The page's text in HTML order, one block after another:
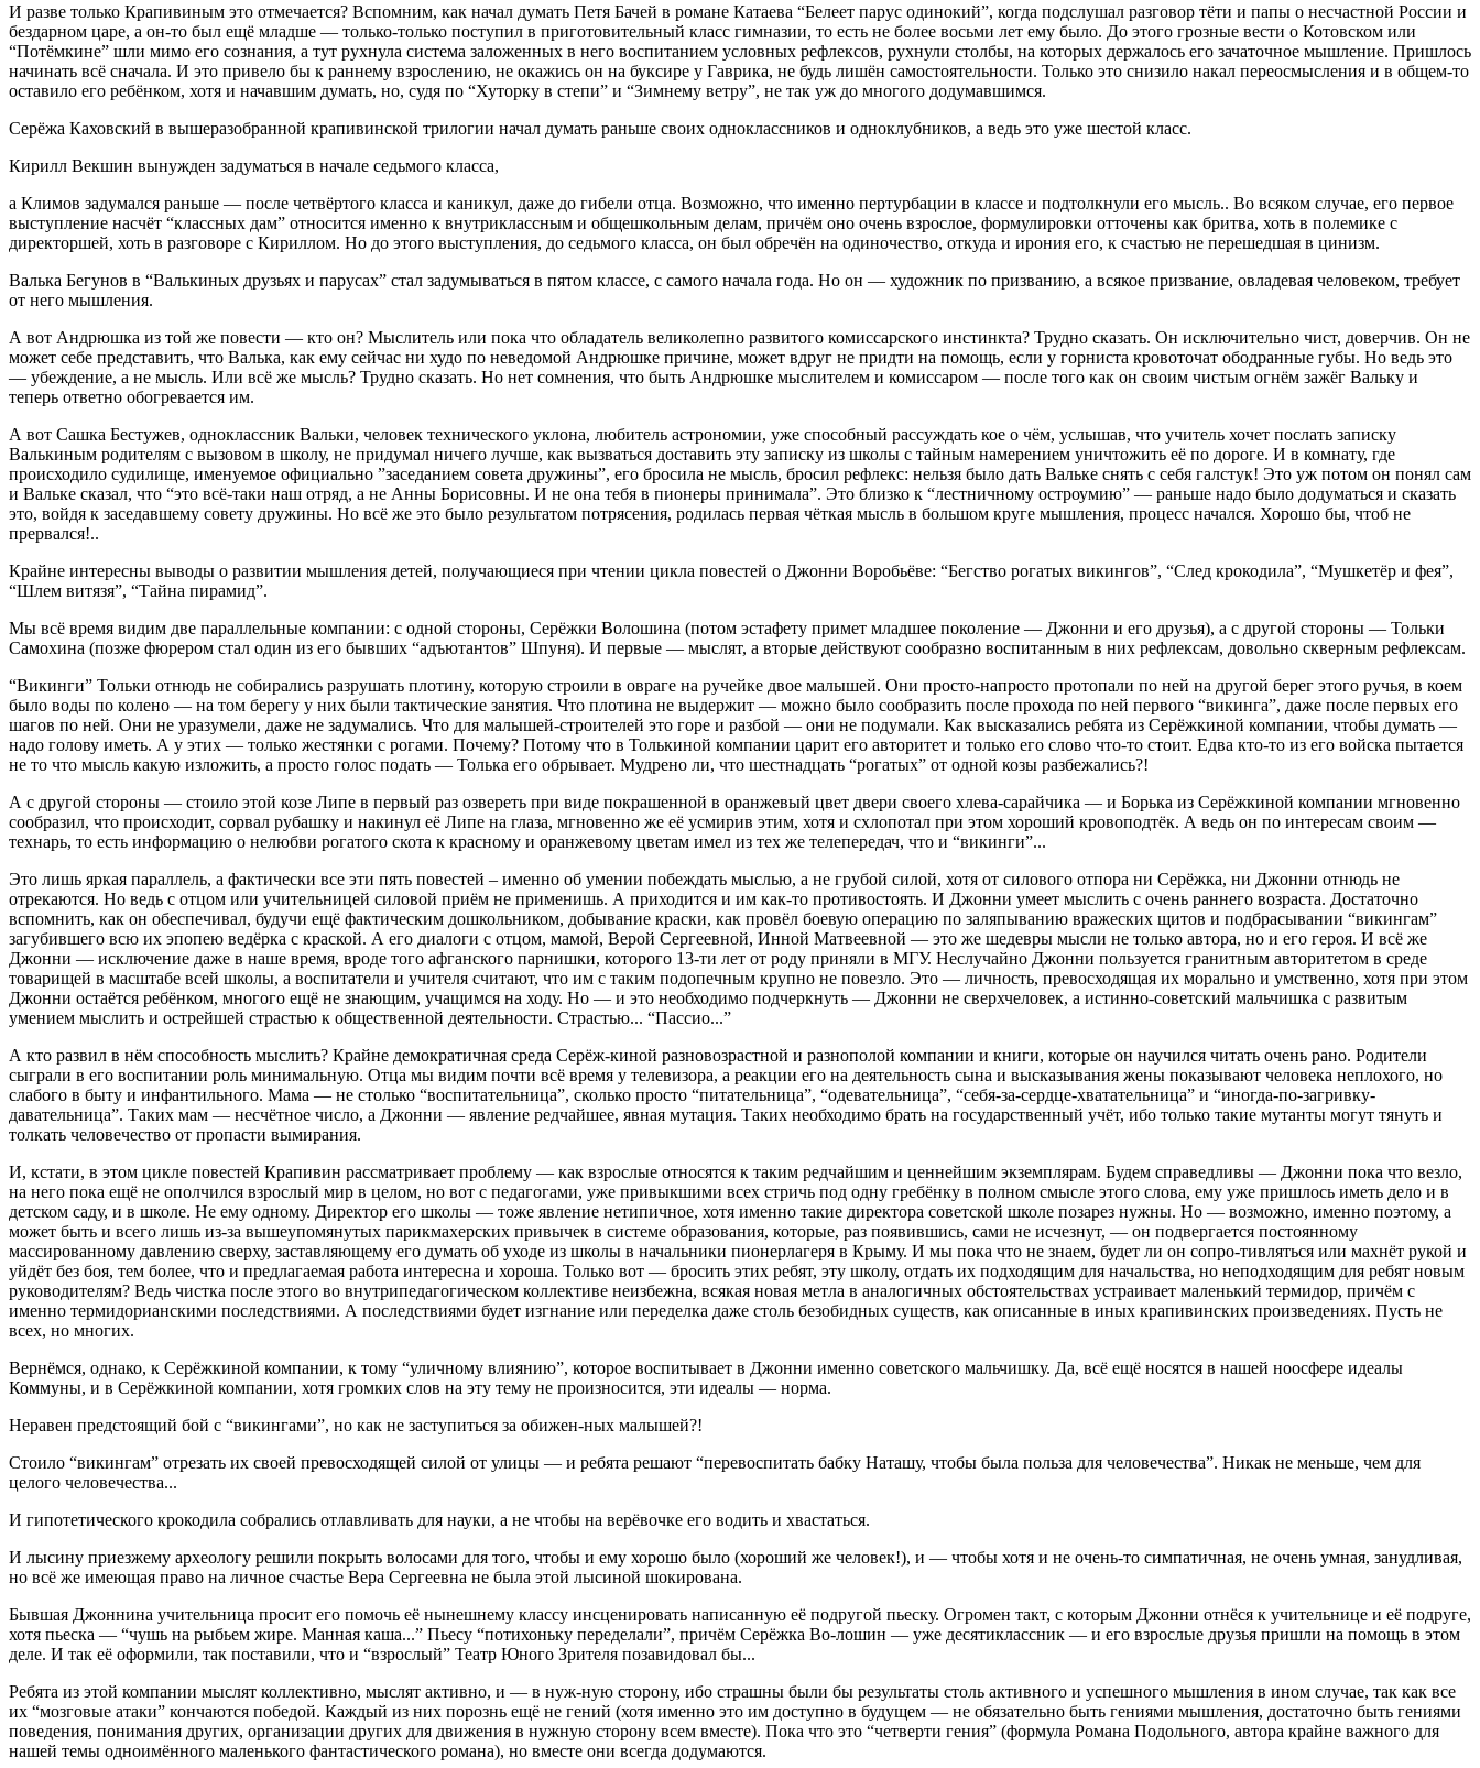
И разве только Крапивиным это отмечается? Вспомним, как начал думать Петя Бачей в романе Катаева “Белеет парус одинокий”, когда подслушал разговор тёти и папы о несчастной России и
бездарном царе, а он-то был ещё младше — только-только поступил в приготовительный класс гимназии, то есть не более восьми лет ему было. До этого грозные вести о Котовском или
“Потёмкине” шли мимо его сознания, а тут рухнула система заложенных в него воспитанием условных рефлексов, рухнули столбы, на которых держалось его зачаточное мышление. Пришлось
начинать всё сначала. И это привело бы к раннему взрослению, не окажись он на буксире у Гаврика, не будь лишён самостоятельности. Только это снизило накал переосмысления и в общем-то
оставило его ребёнком, хотя и начавшим думать, но, судя по “Хуторку в степи” и “Зимнему ветру”, не так уж до многого додумавшимся.
Серёжа Каховский в вышеразобранной крапивинской трилогии начал думать раньше своих одноклассников и одноклубников, а ведь это уже шестой класс.
Кирилл Векшин вынужден задуматься в начале седьмого класса,
а Климов задумался раньше — после четвёртого класса и каникул, даже до гибели отца. Возможно, что именно пертурбации в классе и подтолкнули его мысль.. Во всяком случае, его первое
выступление насчёт “классных дам” относится именно к внутриклассным и общешкольным делам, причём оно очень взрослое, формулировки отточены как бритва, хоть в полемике с
директоршей, хоть в разговоре с Кириллом. Но до этого выступления, до седьмого класса, он был обречён на одиночество, откуда и ирония его, к счастью не перешедшая в цинизм.
Валька Бегунов в “Валькиных друзьях и парусах” стал задумываться в пятом классе, с самого начала года. Но он — художник по призванию, а всякое призвание, овладевая человеком, требует
от него мышления.
А вот Андрюшка из той же повести — кто он? Мыслитель или пока что обладатель великолепно развитого комиссарского инстинкта? Трудно сказать. Он исключительно чист, доверчив. Он не
может себе представить, что Валька, как ему сейчас ни худо по неведомой Андрюшке причине, может вдруг не придти на помощь, если у горниста кровоточат ободранные губы. Но ведь это
— убеждение, а не мысль. Или всё же мысль? Трудно сказать. Но нет сомнения, что быть Андрюшке мыслителем и комиссаром — после того как он своим чистым огнём зажёг Вальку и
теперь ответно обогревается им.
А вот Сашка Бестужев, одноклассник Вальки, человек технического уклона, любитель астрономии, уже способный рассуждать кое о чём, услышав, что учитель хочет послать записку
Валькиным родителям с вызовом в школу, не придумал ничего лучше, как вызваться доставить эту записку из школы с тайным намерением уничтожить её по дороге. И в комнату, где
происходило судилище, именуемое официально ”заседанием совета дружины”, его бросила не мысль, бросил рефлекс: нельзя было дать Вальке снять с себя галстук! Это уж потом он понял сам
и Вальке сказал, что “это всё-таки наш отряд, а не Анны Борисовны. И не она тебя в пионеры принимала”. Это близко к “лестничному остроумию” — раньше надо было додуматься и сказать
это, войдя к заседавшему совету дружины. Но всё же это было результатом потрясения, родилась первая чёткая мысль в большом круге мышления, процесс начался. Хорошо бы, чтоб не
прервался!..
Крайне интересны выводы о развитии мышления детей, получающиеся при чтении цикла повестей о Джонни Воробьёве: “Бегство рогатых викингов”, “След крокодила”, “Мушкетёр и фея”,
“Шлем витязя”, “Тайна пирамид”.
Мы всё время видим две параллельные компании: с одной стороны, Серёжки Волошина (потом эстафету примет младшее поколение — Джонни и его друзья), а с другой стороны — Тольки
Самохина (позже фюрером стал один из его бывших “адъютантов” Шпуня). И первые — мыслят, а вторые действуют сообразно воспитанным в них рефлексам, довольно скверным рефлексам.
“Викинги” Тольки отнюдь не собирались разрушать плотину, которую строили в овраге на ручейке двое малышей. Они просто-напросто протопали по ней на другой берег этого ручья, в коем
было воды по колено — на том берегу у них были тактические занятия. Что плотина не выдержит — можно было сообразить после прохода по ней первого “викинга”, даже после первых его
шагов по ней. Они не уразумели, даже не задумались. Что для малышей-строителей это горе и разбой — они не подумали. Как высказались ребята из Серёжкиной компании, чтобы думать —
надо голову иметь. А у этих — только жестянки с рогами. Почему? Потому что в Толькиной компании царит его авторитет и только его слово что-то стоит. Едва кто-то из его войска пытается
не то что мысль какую изложить, а просто голос подать — Толька его обрывает. Мудрено ли, что шестнадцать “рогатых” от одной козы разбежались?!
А с другой стороны — стоило этой козе Липе в первый раз озвереть при виде покрашенной в оранжевый цвет двери своего хлева-сарайчика — и Борька из Серёжкиной компании мгновенно
сообразил, что происходит, сорвал рубашку и накинул её Липе на глаза, мгновенно же её усмирив этим, хотя и схлопотал при этом хороший кровоподтёк. А ведь он по интересам своим —
технарь, то есть информацию о нелюбви рогатого скота к красному и оранжевому цветам имел из тех же телепередач, что и “викинги”...
Это лишь яркая параллель, а фактически все эти пять повестей – именно об умении побеждать мыслью, а не грубой силой, хотя от силового отпора ни Серёжка, ни Джонни отнюдь не
отрекаются. Но ведь с отцом или учительницей силовой приём не применишь. А приходится и им как-то противостоять. И Джонни умеет мыслить с очень раннего возраста. Достаточно
вспомнить, как он обеспечивал, будучи ещё фактическим дошкольником, добывание краски, как провёл боевую операцию по заляпыванию вражеских щитов и подбрасывании “викингам”
загубившего всю их эпопею ведёрка с краской. А его диалоги с отцом, мамой, Верой Сергеевной, Инной Матвеевной — это же шедевры мысли не только автора, но и его героя. И всё же
Джонни — исключение даже в наше время, вроде того афганского парнишки, которого 13-ти лет от роду приняли в МГУ. Неслучайно Джонни пользуется гранитным авторитетом в среде
товарищей в масштабе всей школы, а воспитатели и учителя считают, что им с таким подопечным крупно не повезло. Это — личность, превосходящая их морально и умственно, хотя при этом
Джонни остаётся ребёнком, многого ещё не знающим, учащимся на ходу. Но — и это необходимо подчеркнуть — Джонни не сверхчеловек, а истинно-советский мальчишка с развитым
умением мыслить и острейшей страстью к общественной деятельности. Страстью... “Пассио...”
А кто развил в нём способность мыслить? Крайне демократичная среда Серёж-киной разновозрастной и разнополой компании и книги, которые он научился читать очень рано. Родители
сыграли в его воспитании роль минимальную. Отца мы видим почти всё время у телевизора, а реакции его на деятельность сына и высказывания жены показывают человека неплохого, но
слабого в быту и инфантильного. Мама — не столько “воспитательница”, сколько просто “питательница”, “одевательница”, “себя-за-сердце-хватательница” и “иногда-по-загривку-
давательница”. Таких мам — несчётное число, а Джонни — явление редчайшее, явная мутация. Таких необходимо брать на государственный учёт, ибо только такие мутанты могут тянуть и
толкать человечество от пропасти вымирания.
И, кстати, в этом цикле повестей Крапивин рассматривает проблему — как взрослые относятся к таким редчайшим и ценнейшим экземплярам. Будем справедливы — Джонни пока что везло,
на него пока ещё не ополчился взрослый мир в целом, но вот с педагогами, уже привыкшими всех стричь под одну гребёнку в полном смысле этого слова, ему уже пришлось иметь дело и в
детском саду, и в школе. Не ему одному. Директор его школы — тоже явление нетипичное, хотя именно такие директора советской школе позарез нужны. Но — возможно, именно поэтому, а
может быть и всего лишь из-за вышеупомянутых парикмахерских привычек в системе образования, которые, раз появившись, сами не исчезнут, — он подвергается постоянному
массированному давлению сверху, заставляющему его думать об уходе из школы в начальники пионерлагеря в Крыму. И мы пока что не знаем, будет ли он сопро-тивляться или махнёт рукой и
уйдёт без боя, тем более, что и предлагаемая работа интересна и хороша. Только вот — бросить этих ребят, эту школу, отдать их подходящим для начальства, но неподходящим для ребят новым
руководителям? Ведь чистка после этого во внутрипедагогическом коллективе неизбежна, всякая новая метла в аналогичных обстоятельствах устраивает маленький термидор, причём с
именно термидорианскими последствиями. А последствиями будет изгнание или переделка даже столь безобидных существ, как описанные в иных крапивинских произведениях. Пусть не
всех, но многих.
Вернёмся, однако, к Серёжкиной компании, к тому “уличному влиянию”, которое воспитывает в Джонни именно советского мальчишку. Да, всё ещё носятся в нашей ноосфере идеалы
Коммуны, и в Серёжкиной компании, хотя громких слов на эту тему не произносится, эти идеалы — норма.
Неравен предстоящий бой с “викингами”, но как не заступиться за обижен-ных малышей?!
Стоило “викингам” отрезать их своей превосходящей силой от улицы — и ребята решают “перевоспитать бабку Наташу, чтобы была польза для человечества”. Никак не меньше, чем для
целого человечества...
И гипотетического крокодила собрались отлавливать для науки, а не чтобы на верёвочке его водить и хвастаться.
И лысину приезжему археологу решили покрыть волосами для того, чтобы и ему хорошо было (хороший же человек!), и — чтобы хотя и не очень-то симпатичная, не очень умная, занудливая,
но всё же имеющая право на личное счастье Вера Сергеевна не была этой лысиной шокирована.
Бывшая Джоннина учительница просит его помочь её нынешнему классу инсценировать написанную её подругой пьеску. Огромен такт, с которым Джонни отнёся к учительнице и её подруге,
хотя пьеска — “чушь на рыбьем жире. Манная каша...” Пьесу “потихоньку переделали”, причём Серёжка Во-лошин — уже десятиклассник — и его взрослые друзья пришли на помощь в этом
деле. И так её оформили, так поставили, что и “взрослый” Театр Юного Зрителя позавидовал бы...
Ребята из этой компании мыслят коллективно, мыслят активно, и — в нуж-ную сторону, ибо страшны были бы результаты столь активного и успешного мышления в ином случае, так как все
их “мозговые атаки” кончаются победой. Каждый из них порознь ещё не гений (хотя именно это им доступно в будущем — не обязательно быть гениями мышления, достаточно быть гениями
поведения, понимания других, организации других для движения в нужную сторону всем вместе). Пока что это “четверти гения” (формула Романа Подольного, автора крайне важного для
нашей темы одноимённого маленького фантастического романа), но вместе они всегда додумаются.